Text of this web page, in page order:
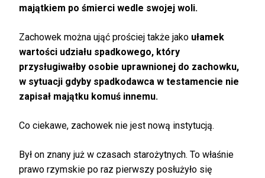
majątkiem po śmierci wedle swojej woli.
Zachowek można ująć prościej także jako ułamek
wartości udziału spadkowego, który
przysługiwałby osobie uprawnionej do zachowku,
w sytuacji gdyby spadkodawca w testamencie nie
zapisał majątku komuś innemu.
Co ciekawe, zachowek nie jest nową instytucją.
Był on znany już w czasach starożytnych. To właśnie
prawo rzymskie po raz pierwszy posłużyło się